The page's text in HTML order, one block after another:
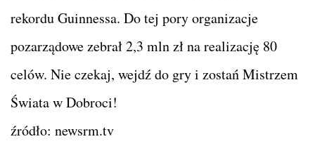
rekordu Guinnessa. Do tej pory organizacje
pozarządowe zebrał 2,3 mln zł na realizację 80
celów. Nie czekaj, wejdź do gry i zostań Mistrzem
Świata w Dobroci!
źródło: newsrm.tv